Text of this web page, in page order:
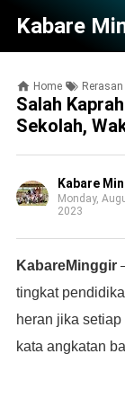
Kabare
Home Rerasan
Salah
Sekolah,
Kabare
Monday,
2023
KabareMinggir
tingkat
heran jika
kata angkatan